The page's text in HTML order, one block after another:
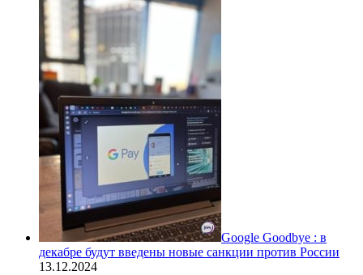
Google Goodbye : в
декабре будут введены новые санкции против России
13.12.2024